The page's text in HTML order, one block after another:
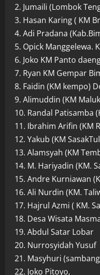
2. Jumaili (Lombok
3. Hasan Karing ( KM
4. Adi Pradana
5. Opick Manggelewa.
6. Joko KM Panto
7. Ryan KM Gempar
8. Faidin (KM kempo)
9. Alimuddin (KM
10. Randal Patisamba
11. Ibrahim Arifin (KM
12. Yakub (KM
13. Alamsyah (KM
14. M. Hariyadin (KM.
15. Andre Kurniawan
16. Ali Nurdin (KM.
17. Hajrul Azmi ( KM.
18. Desa Wisata
19. Abdul Satar Lobar
20. Nurrosyidah Yusuf
21. Masyhuri
22. Joko Pitoyo,